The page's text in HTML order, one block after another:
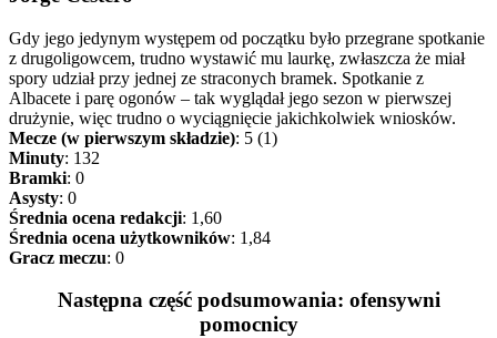
Gdy jego jedynym występem od początku było przegrane spotkanie
z drugoligowcem, trudno wystawić mu laurkę, zwłaszcza że miał
spory udział przy jednej ze straconych bramek. Spotkanie z
Albacete i parę ogonów – tak wyglądał jego sezon w pierwszej
drużynie, więc trudno o wyciągnięcie jakichkolwiek wniosków.
Mecze (w pierwszym składzie): 5 (1)
Minuty: 132
Bramki: 0
Asysty: 0
Średnia ocena redakcji: 1,60
Średnia ocena użytkowników: 1,84
Gracz meczu: 0
Następna część podsumowania: ofensywni
pomocnicy